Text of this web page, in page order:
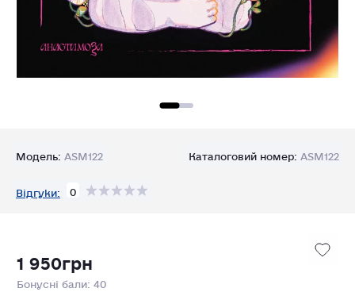
Модель: ASM122 Каталоговий номер: ASM122
Відгуки: 0
1 950грн
Бонусні бали: 40